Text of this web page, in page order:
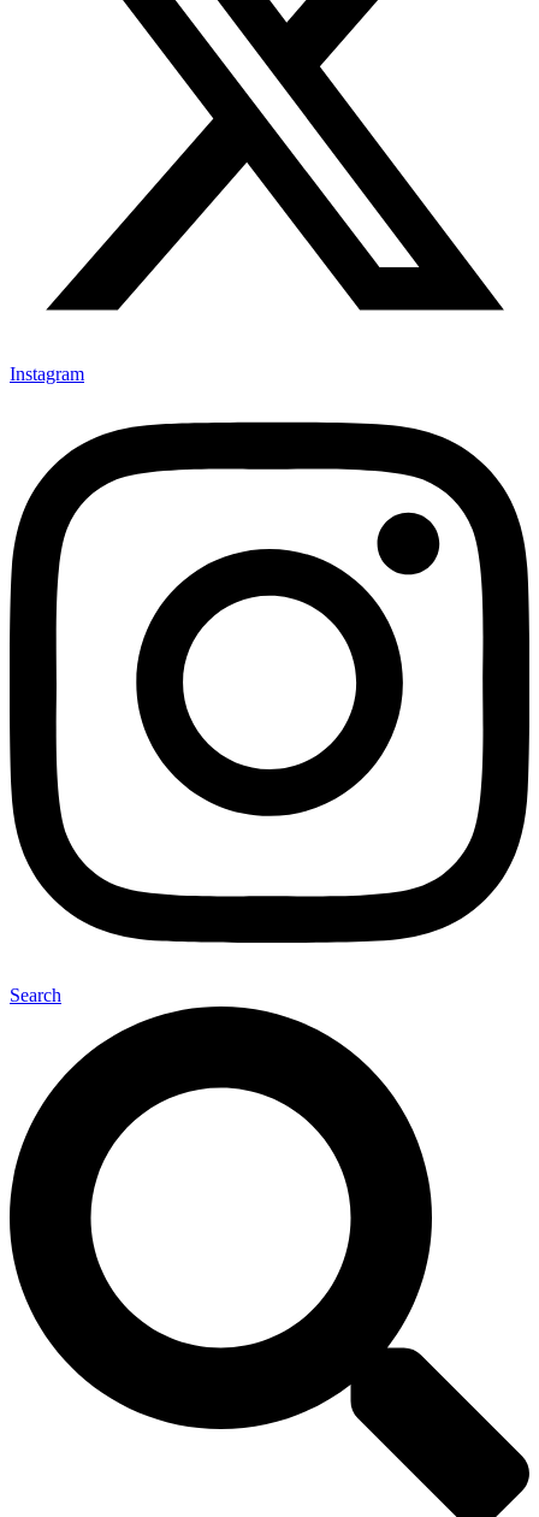
Instagram
Search